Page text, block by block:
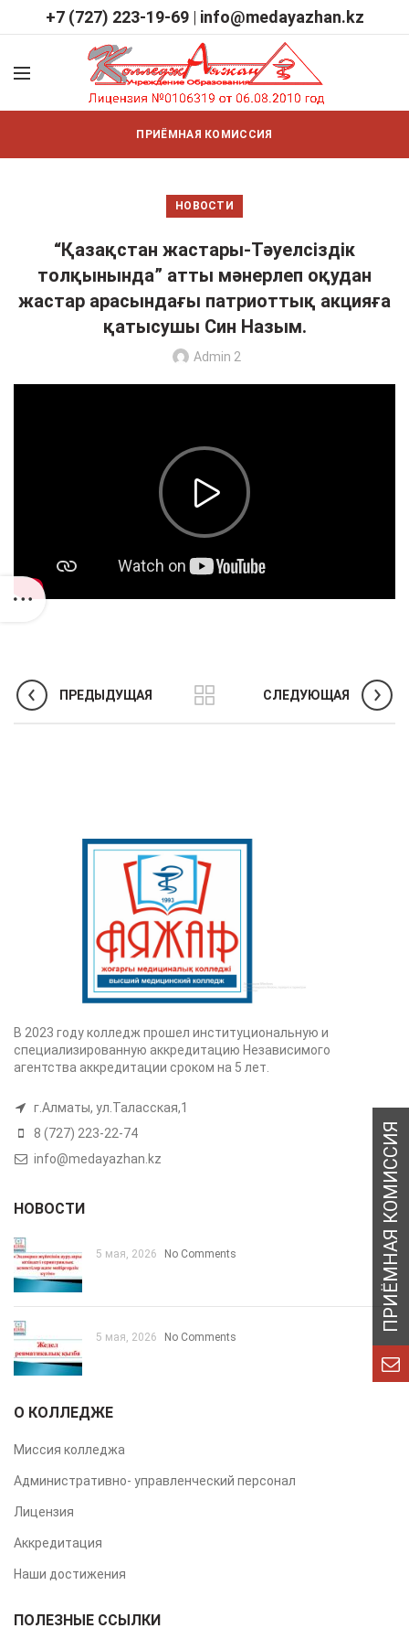
+7 (727) 223-19-69| info@medayazhan.kz
ПРИЁМНАЯ КОМИССИЯ
НОВОСТИ
“Қазақстан жастары-Тәуелсіздік
толқынында” атты мәнерлеп оқудан
жастар арасындағы патриоттық акцияға
қатысушы Син Назым.
Admin 2
ПРЕДЫДУЩАЯ СЛЕДУЮЩАЯ
В 2023 году колледж прошел институциональную и
специализированную аккредитацию Независимого
агентства аккредитации сроком на 5 лет.
г.Алматы, ул.Таласская,1
8 (727) 223-22-74
info@medayazhan.kz
НОВОСТИ
5 мая, 2026 No Comments
5 мая, 2026 No Comments
О КОЛЛЕДЖЕ
Миссия колледжа
Административно- управленческий персонал
Лицензия
Аккредитация
Наши достижения
ПОЛЕЗНЫЕ ССЫЛКИ